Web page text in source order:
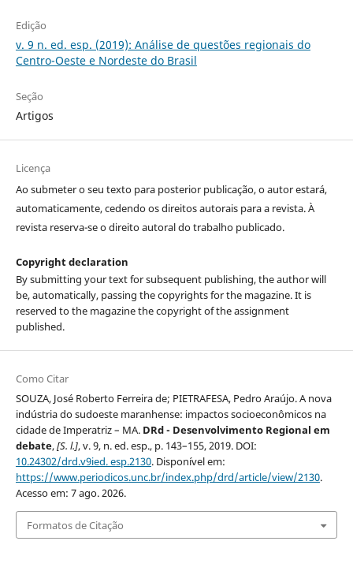
Edição
v. 9 n. ed. esp. (2019): Análise de questões regionais do
Centro-Oeste e Nordeste do Brasil
Seção
Artigos
Licença
Ao submeter o seu texto para posterior publicação, o autor estará,
automaticamente, cedendo os direitos autorais para a revista. À
revista reserva-se o direito autoral do trabalho publicado.
Copyright declaration
By submitting your text for subsequent publishing, the author will
be, automatically, passing the copyrights for the magazine. It is
reserved to the magazine the copyright of the assignment
published.
Como Citar
SOUZA, José Roberto Ferreira de; PIETRAFESA, Pedro Araújo. A nova
indústria do sudoeste maranhense: impactos socioeconômicos na
cidade de Imperatriz – MA. DRd - Desenvolvimento Regional em
debate,[S. l.], v. 9, n. ed. esp., p. 143–155, 2019. DOI:
10.24302/drd.v9ied. esp.2130. Disponível em:
https://www.periodicos.unc.br/index.php/drd/article/view/2130.
Acesso em: 7 ago. 2026.
Formatos de Citação